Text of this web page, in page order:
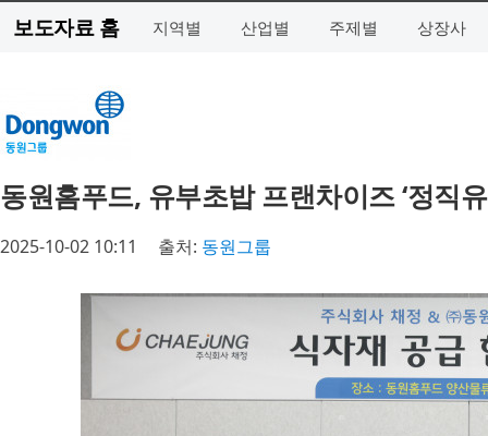
보도자료 홈 지역별 산업별 주제별 상장사
동원홈푸드, 유부초밥 프랜차이즈 ‘정직
2025-10-02 10:11 출처: 동원그룹